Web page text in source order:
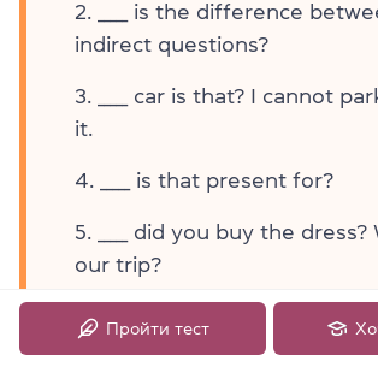
_____ is the difference
indirect questions?
_____ car is that? I cannot
it.
_____ is that present for?
_____ did you buy the
our trip?
_____ long is that table? I
whether I can put a closet
Пройти тест